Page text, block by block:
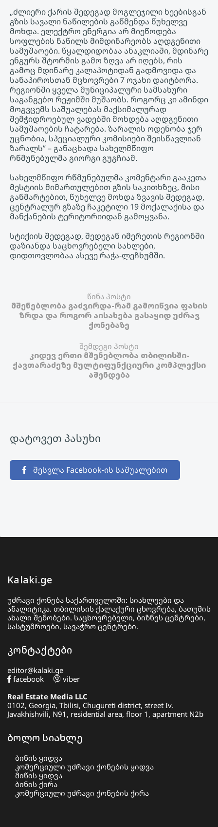
„ძლიერი ქარის შედეგად მოგლეჯილი ხეებისგან
გზის სავალი ნაწილების გაწმენდა წუხელვე
მოხდა. ელექტრო ენერგია არ მიეწოდება
სოფლების ნაწილს მიმდინარეობს აღდგენითი
სამუშაოები. წყალდიდობაა ანაკლიაში, მდინარე
ენგურს შტორმის გამო ზღვა არ იღებს, რის
გამოც მდინარე კალაპოტიდან გადმოვიდა და
სანაპიროსთან მცხოვრები 7 ოჯახი დაიტბორა.
რეგიონში ყველა მუნიციპალური სამსახური
საგანგებო რეჟიმში მუშაობს. როგორც კი ამინდი
მოგვცემს საშუალებას მაქსიმალურად
შემჭიდროებულ ვადებში მოხდება აღდგენითი
სამუშაოების ჩატარება. ზარალის ოდენობა ჯერ
უცნობია, სპეციალური კომისიები შეისწავლიან
ზარალს” – განაცხადა სახელმწიფო
რწმუნებულმა გიორგი გუგჩიამ.
სახელმწიფო რწმუნებულმა კომენტარი გააკეთა
მესტიის მიმართულებით გზის საკითხზეც, მისი
განმარტებით, წუხელვე მოხდა ზვავის შედეგად,
ცენტრალურ გზაზე ჩაკეტილი 19 მოქალაქისა და
მანქანების ტერიტორიიდან გამოყვანა.
სტიქიის შედეგად, შედეგან იმერეთის რეგიონში
დაზიანდა საცხოვრებელი სახლები,
დიდთოვლობაა ასევე რაჭა-ლეჩხუმში.
წინა პოსტი
მშენებლობა გაძვირდა-რამ გამოიწვია ფასის
ზრდა და როგორ აისახება გასაყიდ უძრავ
ქონებაზე
შემდეგი პოსტი
კიდევ ერთი მშენებლობა თბილისში-
ქავთარაძეზე მულტიფუნქციური კომპლექსი
აშენდება
დატოვეთ პასუხი
შესვლა Facebook-ის საშუალებით
Kalaki.ge
უძრავი ქონება საქართველოში: სიახლეები და
ანალიტიკა. თბილისის ქალაქური ცხოვრება, ბათუმის
ახალი შენობები. საცხოვრებელი, ბიზნეს ცენტრები,
სასტუმროები, სავაჭრო ცენტრები.
კონტაქტები
editor@kalaki.ge
facebook
viber
Real Estate Media LLC
0102, Georgia, Tbilisi, Chugureti district, street Iv.
Javakhishvili, N91, residential area, floor 1, apartment N2b
ბოლო სიახლე
ბინის ყიდვა
კომერციული უძრავი ქონების ყიდვა
მიწის ყიდვა
ბინის ქირა
კომერციული უძრავი ქონების ქირა